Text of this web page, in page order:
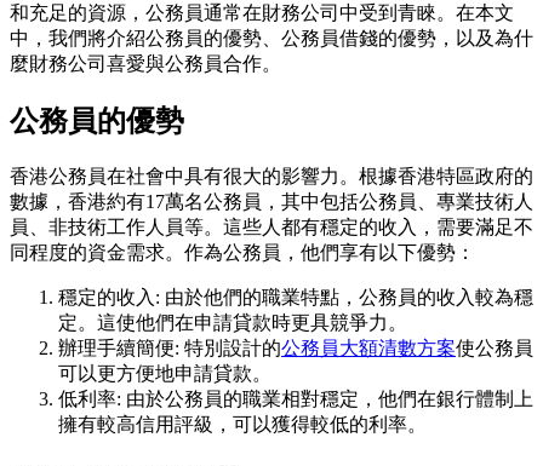
和充足的資源，公務員通常在財務公司中受到青睞。在本文
中，我們將介紹公務員的優勢、公務員借錢的優勢，以及為什
麼財務公司喜愛與公務員合作。
公務員的優勢
香港公務員在社會中具有很大的影響力。根據香港特區政府的
數據，香港約有17萬名公務員，其中包括公務員、專業技術人
員、非技術工作人員等。這些人都有穩定的收入，需要滿足不
同程度的資金需求。作為公務員，他們享有以下優勢：
穩定的收入: 由於他們的職業特點，公務員的收入較為穩
定。這使他們在申請貸款時更具競爭力。
辦理手續簡便: 特別設計的公務員大額清數方案使公務員
可以更方便地申請貸款。
低利率: 由於公務員的職業相對穩定，他們在銀行體制上
擁有較高信用評級，可以獲得較低的利率。